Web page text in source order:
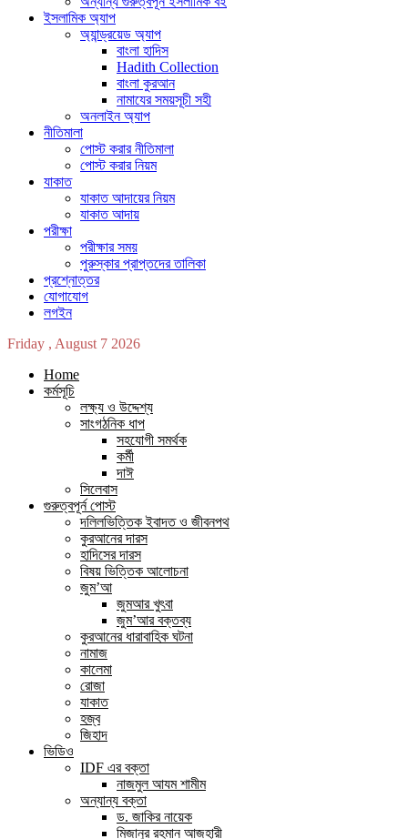
ইসলামিক অ্যাপ
অ্যান্ড্রয়েড অ্যাপ
বাংলা হাদিস
Hadith Collection
বাংলা কুরআন
নামাযের সময়সূচী সহী
অনলাইন অ্যাপ
নীতিমালা
পোস্ট করার নীতিমালা
পোস্ট করার নিয়ম
যাকাত
যাকাত আদায়ের নিয়ম
যাকাত আদায়
পরীক্ষা
পরীক্ষার সময়
পুরুস্কার প্রাপ্তদের তালিকা
প্রশ্নোত্তর
যোগাযোগ
লগইন
Friday , August 7 2026
Home
কর্মসূচি
লক্ষ্য ও উদ্দেশ্য
সাংগঠনিক ধাপ
সহযোগী সমর্থক
কর্মী
দাঈ
সিলেবাস
গুরুত্বপূর্ন পোস্ট
দলিলভিত্তিক ইবাদত ও জীবনপথ
কুরআনের দারস
হাদিসের দারস
বিষয় ভিত্তিক আলোচনা
জুম’আ
জুমআর খুৎবা
জুম’আর বক্তব্য
কুরআনের ধারাবাহিক ঘটনা
নামাজ
কালেমা
রোজা
যাকাত
হজ্ব
জিহাদ
ভিডিও
IDF এর বক্তা
নাজমুল আযম শামীম
অন্যান্য বক্তা
ড. জাকির নায়েক
মিজানুর রহমান আজহারী